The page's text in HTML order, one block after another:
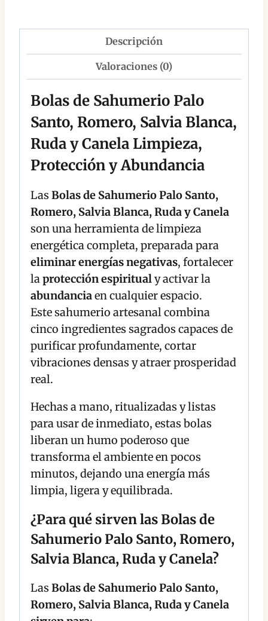
Descripción
Valoraciones (0)
Bolas de Sahumerio Palo
Santo, Romero, Salvia Blanca,
Ruda y Canela Limpieza,
Protección y Abundancia
Las Bolas de Sahumerio Palo Santo,
Romero, Salvia Blanca, Ruda y Canela
son una herramienta de limpieza
energética completa, preparada para
eliminar energías negativas, fortalecer
laprotección espiritualy activar la
abundanciaen cualquier espacio.
Este sahumerio artesanal combina
cinco ingredientes sagrados capaces de
purificar profundamente, cortar
vibraciones densas y atraer prosperidad
real.
Hechas a mano, ritualizadas y listas
para usar de inmediato, estas bolas
liberan un humo poderoso que
transforma el ambiente en pocos
minutos, dejando una energía más
limpia, ligera y equilibrada.
¿Para qué sirven las Bolas de
Sahumerio Palo Santo, Romero,
Salvia Blanca, Ruda y Canela?
Las Bolas de Sahumerio Palo Santo,
Romero, Salvia Blanca, Ruda y Canela